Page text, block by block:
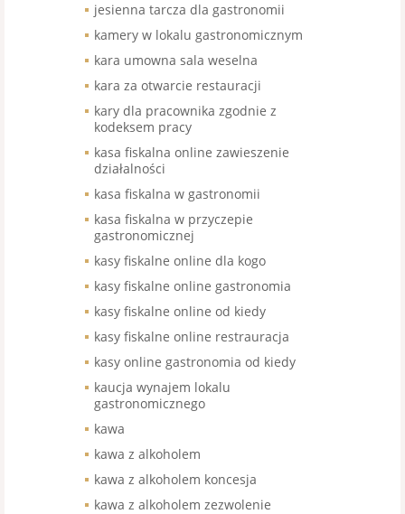
jesienna tarcza dla gastronomii
kamery w lokalu gastronomicznym
kara umowna sala weselna
kara za otwarcie restauracji
kary dla pracownika zgodnie z
kodeksem pracy
kasa fiskalna online zawieszenie
działalności
kasa fiskalna w gastronomii
kasa fiskalna w przyczepie
gastronomicznej
kasy fiskalne online dla kogo
kasy fiskalne online gastronomia
kasy fiskalne online od kiedy
kasy fiskalne online restrauracja
kasy online gastronomia od kiedy
kaucja wynajem lokalu
gastronomicznego
kawa
kawa z alkoholem
kawa z alkoholem koncesja
kawa z alkoholem zezwolenie